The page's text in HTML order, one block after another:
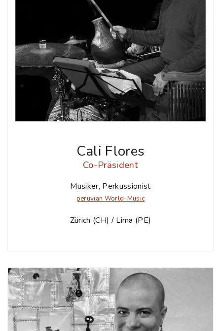
Cali Flores
Co-Präsident
Musiker, Perkussionist
peruvian World-Music
Zürich (CH) / Lima (PE)